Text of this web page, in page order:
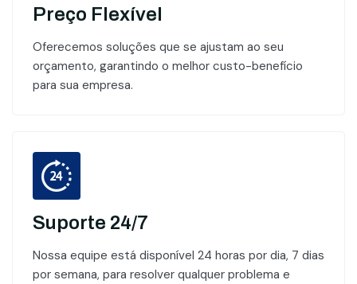
Preço Flexível
Oferecemos soluções que se ajustam ao seu
orçamento, garantindo o melhor custo-benefício
para sua empresa.
Suporte 24/7
Nossa equipe está disponível 24 horas por dia, 7 dias
por semana, para resolver qualquer problema e